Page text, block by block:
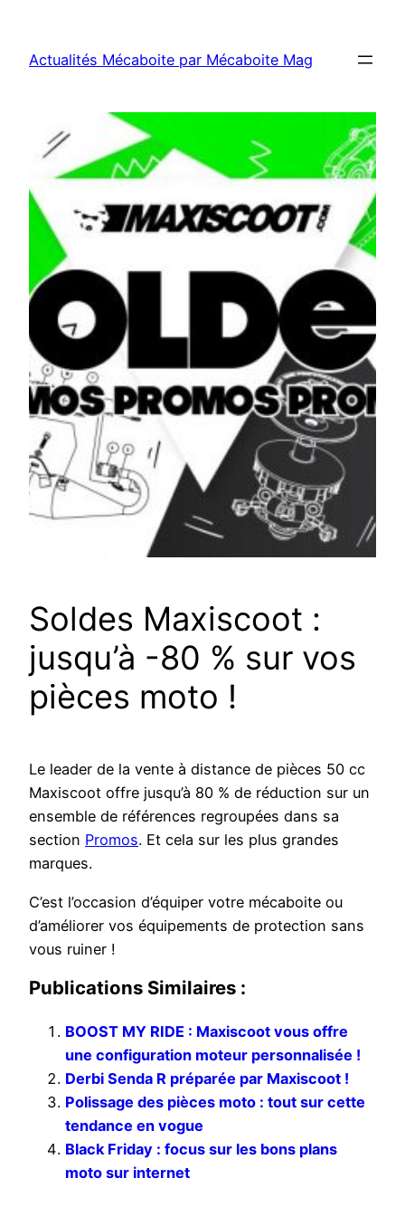
contenu
Actualités Mécaboite par Mécaboite Mag
Soldes Maxiscoot :
jusqu’à -80 % sur vos
pièces moto !
Le leader de la vente à distance de pièces 50 cc
Maxiscoot offre jusqu’à 80 % de réduction sur un
ensemble de références regroupées dans sa
section Promos. Et cela sur les plus grandes
marques.
C’est l’occasion d’équiper votre mécaboite ou
d’améliorer vos équipements de protection sans
vous ruiner !
Publications Similaires :
BOOST MY RIDE : Maxiscoot vous offre
une configuration moteur personnalisée !
Derbi Senda R préparée par Maxiscoot !
Polissage des pièces moto : tout sur cette
tendance en vogue
Black Friday : focus sur les bons plans
moto sur internet